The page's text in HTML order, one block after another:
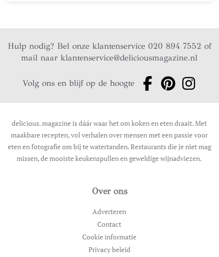
Hulp nodig? Bel onze klantenservice 020 894 7552 of
mail naarklantenservice@deliciousmagazine.nl
Volg ons en blijf op de hoogte
delicious. magazine is dáár waar het om koken en eten draait. Met
maakbare recepten, vol verhalen over mensen met een passie voor
eten en fotografie om bij te watertanden. Restaurants die je niet mag
missen, de mooiste keukenspullen en geweldige wijnadviezen.
Over ons
Adverteren
Contact
Cookie informatie
Privacy beleid